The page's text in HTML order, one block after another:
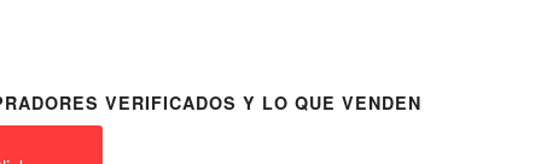
VERIFICADOS Y LO QUE VENDEN